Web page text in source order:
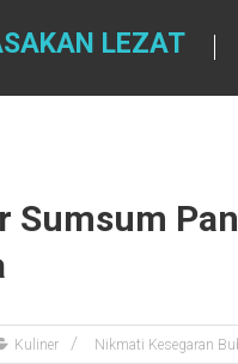
LEZAT
Sumsum
Kuliner Nikmati Kesegaran